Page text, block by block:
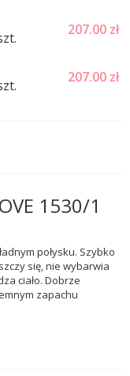
207.00 zł
207.00 zł
1530/1
połysku. Szybko
się, nie wybarwia
ciało. Dobrze
zapachu